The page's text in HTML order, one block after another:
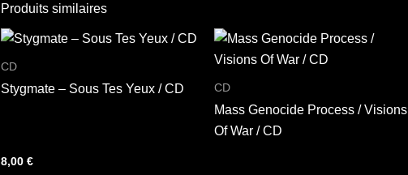
Produits similaires
CD
Stygmate – Sous Tes Yeux / CD
8,00 €
CD
Mass Genocide Process / Visions
Of War / CD